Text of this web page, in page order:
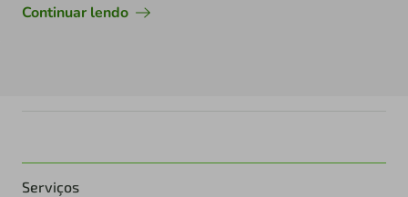
Continuar lendo
Serviços